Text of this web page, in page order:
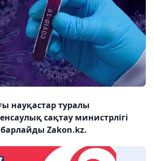
науқастар туралы
сақтау министрлігі
Zakon.kz.